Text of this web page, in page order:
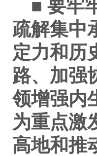
■ 要牢
疏解集中
定力和历
路、加强
领增强内
为重点激
高地和推